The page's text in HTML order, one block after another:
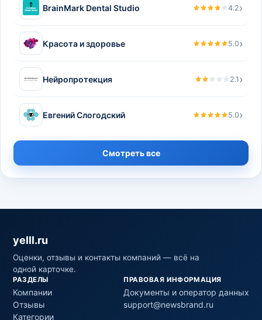
BrainMark Dental Studio 4.2›
Красота и здоровье 5.0›
Нейропротекция 2.1 ›
Евгений Слогодский 5.0›
Смотреть все
yelll.ru
Оценки, отзывы и контакты компаний — всё на
одной карточке.
РАЗДЕЛЫ
Компании
Отзывы
Категории
ПРАВОВАЯ ИНФОРМАЦИЯ
Документы и оператор данных
support@newsbrand.ru